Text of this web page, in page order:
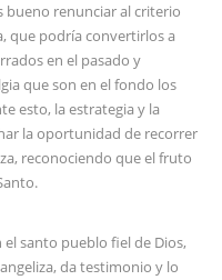
bueno renunciar al criterio
que podría convertirlos a
en el pasado y
que son en el fondo los
esto, la estrategia y la
la oportunidad de recorrer
reconociendo que el fruto
santo pueblo fiel de Dios,
da testimonio y lo